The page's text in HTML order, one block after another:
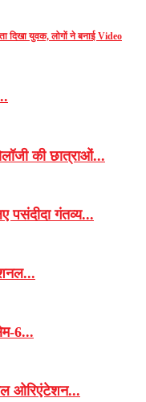
दिखा युवक, लोगों ने बनाई Video
की छात्राओं...
पसंदीदा गंतव्य...
6...
ओरिएंटेशन...